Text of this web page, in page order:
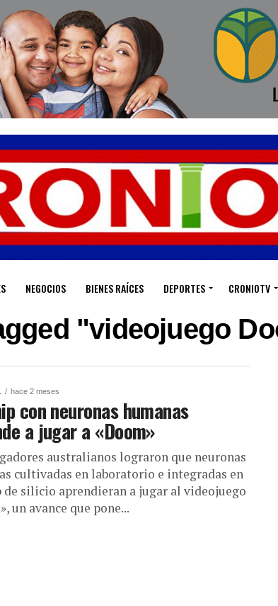
NEGOCIOS BIENES RAÍCES DEPORTES CRONIOTV
"videojuego
hace 2 meses
con neuronas humanas
a jugar a «Doom»
australianos lograron que neuronas
cultivadas en laboratorio e integradas en
de silicio aprendieran a jugar al videojuego
un avance que pone...